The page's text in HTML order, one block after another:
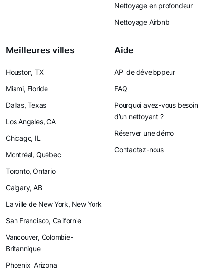
Nettoyage en profondeur
Nettoyage Airbnb
Meilleures villes
Houston, TX
Miami, Floride
Dallas, Texas
Los Angeles, CA
Chicago, IL
Montréal, Québec
Toronto, Ontario
Calgary, AB
La ville de New York, New York
San Francisco, Californie
Vancouver, Colombie-
Britannique
Phoenix, Arizona
Aide
API de développeur
FAQ
Pourquoi avez-vous besoin
d’un nettoyant ?
Réserver une démo
Contactez-nous